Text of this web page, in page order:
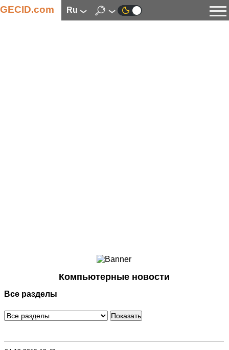
GECID.com ru
Смартфоны
Периферия
Программное обеспечение
Компьютерные новости
Все разделы